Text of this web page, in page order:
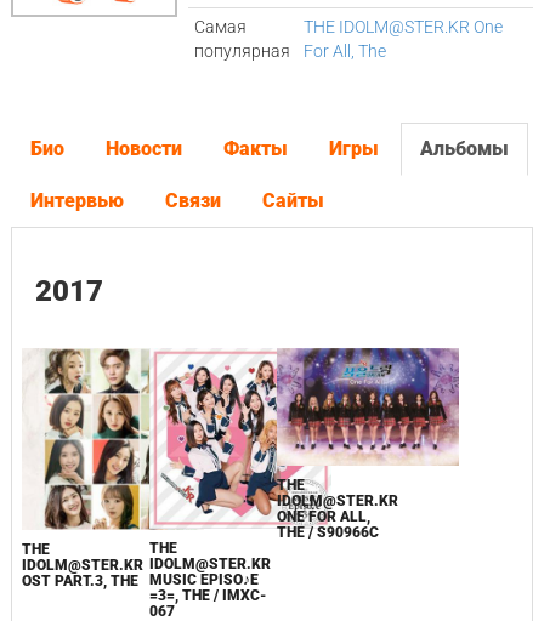
Самая
популярная
THE IDOLM@STER.KR One
For All, The
Био Новости Факты Игры Альбомы
Интервью Связи Сайты
2017
THE
IDOLM@STER.KR
OST PART.3, THE
THE
IDOLM@STER.KR
MUSIC EPISO♪E
=3=, THE / IMXC-
067
THE
IDOLM@STER.KR
ONE FOR ALL,
THE / S90966C